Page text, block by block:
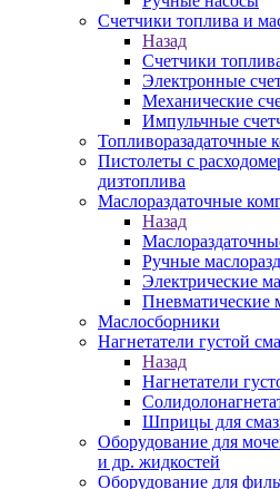
Счетчики топлива и
Назад
Счетчики
Электронные
Механические
Импульчные
Топливоразадаточные
Пистолеты с
дизтоплива
Маслораздаточные
Назад
Ручные
Электрические
Пневматические
Маслосборники
Нагнетатели густой
Назад
Нагнетатели
Шприцы для
Оборудование для
и др. жидкостей
Оборудование для